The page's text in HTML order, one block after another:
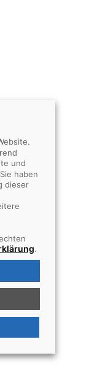
und
haben
dieser
.